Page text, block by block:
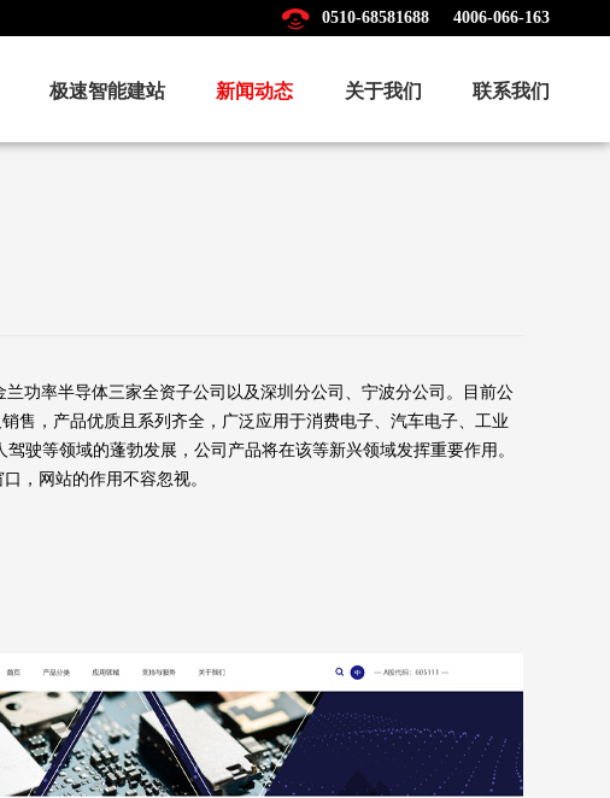
0510-68581688 4006-066-163
极速智能建站 新闻动态 关于我们 联系我们
功率半导体三家全资子公司以及深圳分公司、宁波分公司。目前公
售，产品优质且系列齐全，广泛应用于消费电子、汽车电子、工业
驶等领域的蓬勃发展，公司产品将在该等新兴领域发挥重要作用。
，网站的作用不容忽视。